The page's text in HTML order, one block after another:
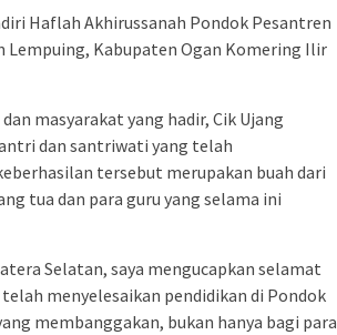
Haflah Akhirussanah Pondok Pesantren
Lempuing, Kabupaten Ogan Komering Ilir
masyarakat yang hadir, Cik Ujang
dan santriwati yang telah
tersebut merupakan buah dari
tua dan para guru yang selama ini
Selatan, saya mengucapkan selamat
menyelesaikan pendidikan di Pondok
membanggakan, bukan hanya bagi para